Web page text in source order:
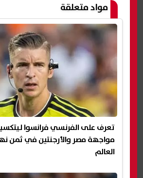
مواد متعلقة
تعرف على الفرنسي فرانسوا
مواجهة مصر والأرجنتين في ثمن
العالم